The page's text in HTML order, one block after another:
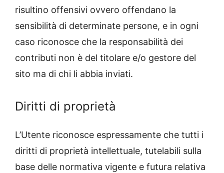
risultino offensivi ovvero offendano la
sensibilità di determinate persone, e in ogni
caso riconosce che la responsabilità dei
contributi non è del titolare e/o gestore del
sito ma di chi li abbia inviati.
Diritti di proprietà
L’Utente riconosce espressamente che tutti i
diritti di proprietà intellettuale, tutelabili sulla
base delle normativa vigente e futura relativa